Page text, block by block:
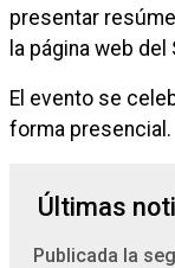
presentar
la página web
El evento se
forma presencial.
Últimas
Publicada la